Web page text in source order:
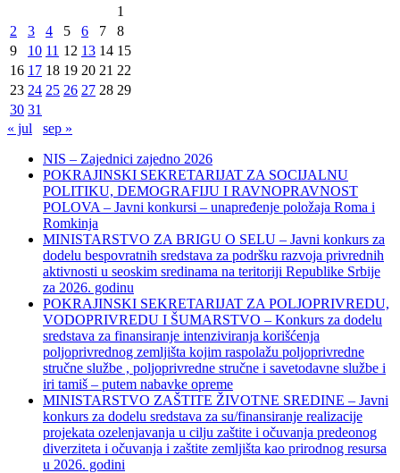
1
2
3 4 5 6 7
8
9
10 11 12 13 14 15
16 17 18 19 20 21 22
23 24 25 26 27 28 29
30 31
« jul
sep »
NIS – Zajednici zajedno 2026
POKRAJINSKI SEKRETARIJAT ZA SOCIJALNU
POLITIKU, DEMOGRAFIJU I RAVNOPRAVNOST
POLOVA – Javni konkursi – unapređenje položaja Roma i
Romkinja
MINISTARSTVO ZA BRIGU O SELU – Javni konkurs za
dodelu bespovratnih sredstava za podršku razvoja privrednih
aktivnosti u seoskim sredinama na teritoriji Republike Srbije
za 2026. godinu
POKRAJINSKI SEKRETARIJAT ZA POLJOPRIVREDU,
VODOPRIVREDU I ŠUMARSTVO – Konkurs za dodelu
sredstava za finansiranje intenziviranja korišćenja
poljoprivrednog zemljišta kojim raspolažu poljoprivredne
stručne službe , poljoprivredne stručne i savetodavne službe i
iri tamiš ‒ putem nabavke opreme
MINISTARSTVO ZAŠTITE ŽIVOTNE SREDINE – Javni
konkurs za dodelu sredstava za su/finansiranje realizacije
projekata ozelenjavanja u cilju zaštite i očuvanja predeonog
diverziteta i očuvanja i zaštite zemljišta kao prirodnog resursa
u 2026. godini